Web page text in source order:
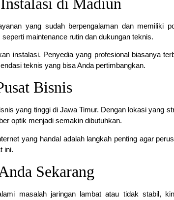
yang sudah berpengalaman dan memiliki
maintenance rutin dan dukungan teknis.
instalasi. Penyedia yang profesional biasanya
teknis yang bisa Anda pertimbangkan.
Bisnis
yang tinggi di Jawa Timur. Dengan lokasi yang
optik menjadi semakin dibutuhkan.
yang handal adalah langkah penting agar
ini.
Sekarang
masalah jaringan lambat atau tidak stabil,